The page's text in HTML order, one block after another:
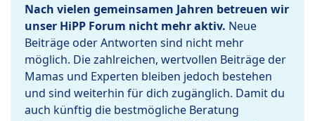
Nach vielen gemeinsamen Jahren betreuen wir
unser HiPP Forum nicht mehr aktiv. Neue
Beiträge oder Antworten sind nicht mehr
möglich. Die zahlreichen, wertvollen Beiträge der
Mamas und Experten bleiben jedoch bestehen
und sind weiterhin für dich zugänglich. Damit du
auch künftig die bestmögliche Beratung